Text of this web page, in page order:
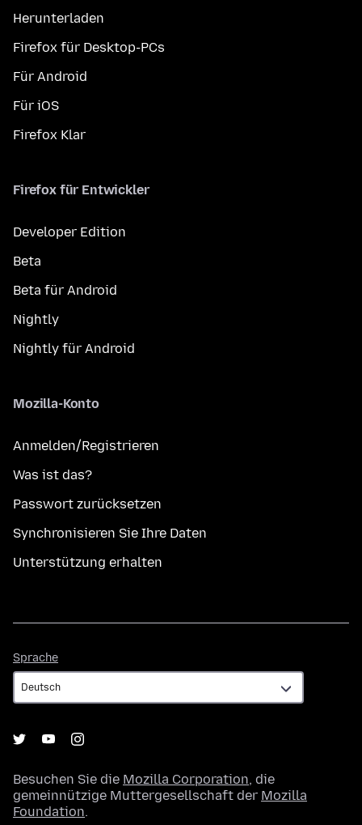
Herunterladen
Firefox für Desktop-PCs
Für Android
Für iOS
Firefox Klar
Firefox für Entwickler
Developer Edition
Beta
Beta für Android
Nightly
Nightly für Android
Mozilla-Konto
Anmelden/Registrieren
Was ist das?
Passwort zurücksetzen
Synchronisieren Sie Ihre Daten
Unterstützung erhalten
Sprache
Besuchen Sie die Mozilla Corporation, die
gemeinnützige Muttergesellschaft der Mozilla
Foundation.